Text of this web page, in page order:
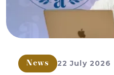
News 22 July 2026